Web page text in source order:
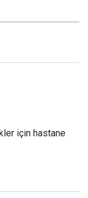
için hastane